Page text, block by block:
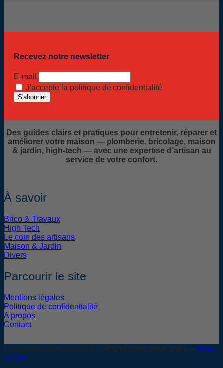
Recevez notre newsletter
E-mail
J'accepte la politique de confidentialité
Des guides clairs et pratiques pour entretenir, réparer et
améliorer votre maison — plomberie, bricolage, maison
& jardin, high-tech — avec une expertise d’artisan au
service de votre confort.
À savoir
Brico & Travaux
High Tech
Le coin des artisans
Maison & Jardin
Divers
Parcourir le site
Mentions légales
Politique de confidentialité
A propos
Contact
Tous droits réservés 2026 © Rapid-plomberie.com — Plan
du site